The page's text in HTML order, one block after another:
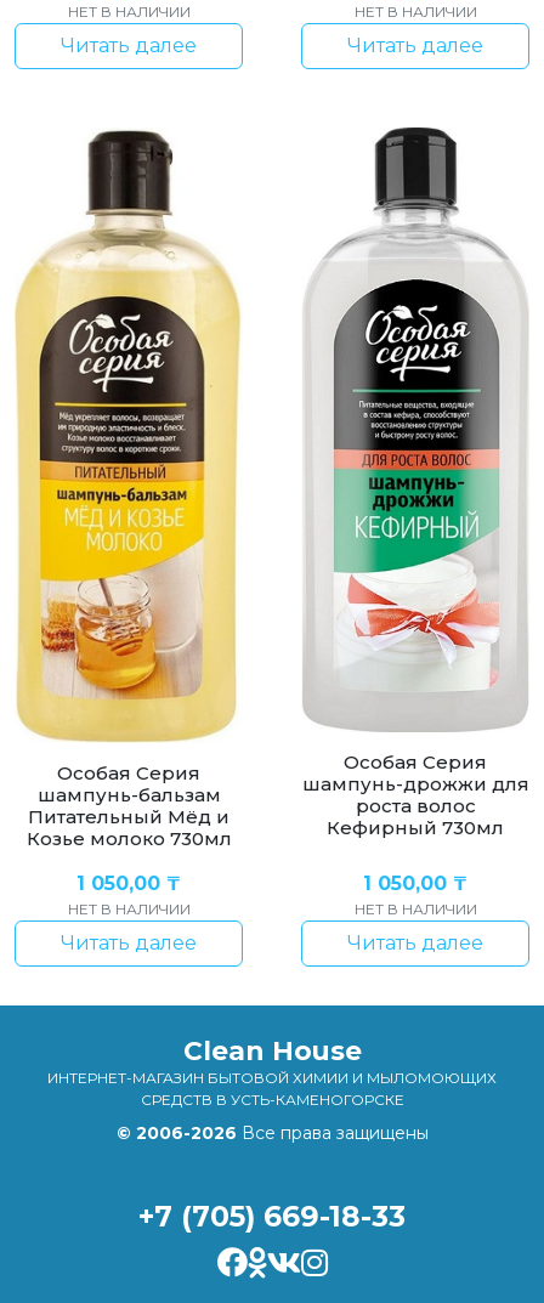
НЕТ В НАЛИЧИИ
Читать далее
НЕТ В НАЛИЧИИ
Читать далее
Особая Серия
шампунь-бальзам
Питательный Мёд и
Козье молоко 730мл
1 050,00 ₸
НЕТ В НАЛИЧИИ
Читать далее
Особая Серия
шампунь-дрожжи для
роста волос
Кефирный 730мл
1 050,00 ₸
НЕТ В НАЛИЧИИ
Читать далее
Clean House
ИНТЕРНЕТ-МАГАЗИН БЫТОВОЙ ХИМИИ И МЫЛОМОЮЩИХ
СРЕДСТВ В УСТЬ-КАМЕНОГОРСКЕ
© 2006-2026 Все права защищены
+7 (705) 669-18-33